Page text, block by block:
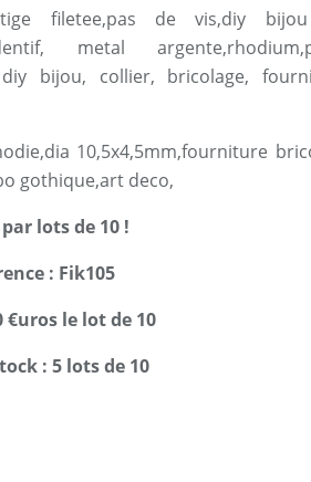
tige filetee,pas de vis,diy
metal
bijou, collier, bricolage,
10,5x4,5mm,fourniture
gothique,art deco,
lots de 10 !
: Fik105
€uros le lot de 10
: 5 lots de 10